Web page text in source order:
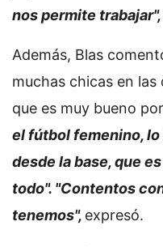
nos permite trabajar",
Además, Blas
muchas chicas en
que es muy bueno
el fútbol femenino,
desde la base, que
todo". "Contentos
tenemos", expresó.